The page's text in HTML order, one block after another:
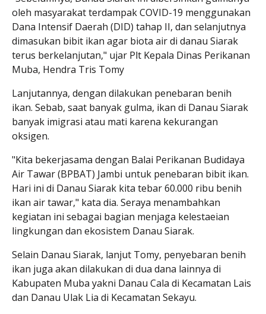
oleh masyarakat terdampak COVID-19 menggunakan
Dana Intensif Daerah (DID) tahap II, dan selanjutnya
dimasukan bibit ikan agar biota air di danau Siarak
terus berkelanjutan," ujar Plt Kepala Dinas Perikanan
Muba, Hendra Tris Tomy
Lanjutannya, dengan dilakukan penebaran benih
ikan. Sebab, saat banyak gulma, ikan di Danau Siarak
banyak imigrasi atau mati karena kekurangan
oksigen.
"Kita bekerjasama dengan Balai Perikanan Budidaya
Air Tawar (BPBAT) Jambi untuk penebaran bibit ikan.
Hari ini di Danau Siarak kita tebar 60.000 ribu benih
ikan air tawar," kata dia. Seraya menambahkan
kegiatan ini sebagai bagian menjaga kelestaeian
lingkungan dan ekosistem Danau Siarak.
Selain Danau Siarak, lanjut Tomy, penyebaran benih
ikan juga akan dilakukan di dua dana lainnya di
Kabupaten Muba yakni Danau Cala di Kecamatan Lais
dan Danau Ulak Lia di Kecamatan Sekayu.